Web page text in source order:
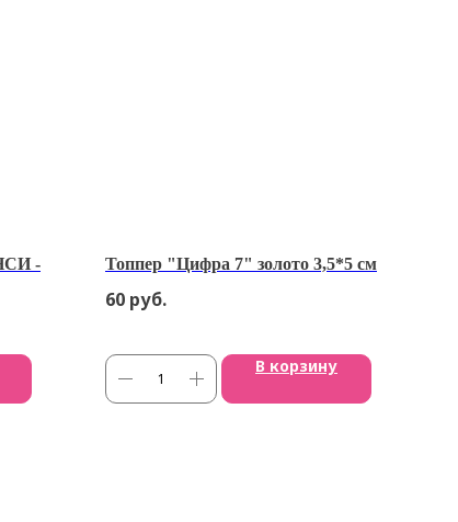
-
Топпер "Цифра 7" золото 3,5*5 см
60 руб.
В корзину